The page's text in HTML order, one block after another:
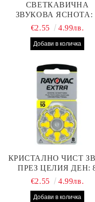
СВЕТКАВИЧНА
ЗВУКОВА ЯСНОТА:
БРОЯ RAYOVAC
СЛУХОВ АПАРАТ С
€2.55 4.99лв.
КРИСТАЛНО ЧИСТ
ПРЕЗ ЦЕЛИЯ ДЕН:
БРОЯ RAYOVAC
АПАРАТ
€2.55 4.99лв.